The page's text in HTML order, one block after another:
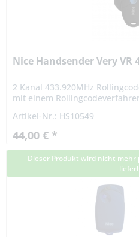
Nice Handsender Very VR
2 Kanal 433.920MHz
mit einem
nach...
Artikel-Nr.: HS10549
44,00 € *
Dieser Produkt wird nicht